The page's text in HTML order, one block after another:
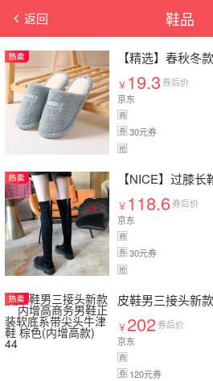
鞋品
返回
￥ 19.3券后价
京东
商
券 30元券
抢
￥ 118.6券后价
京东
商
券 30元券
抢
￥202券后价
京东
商
券 120元券